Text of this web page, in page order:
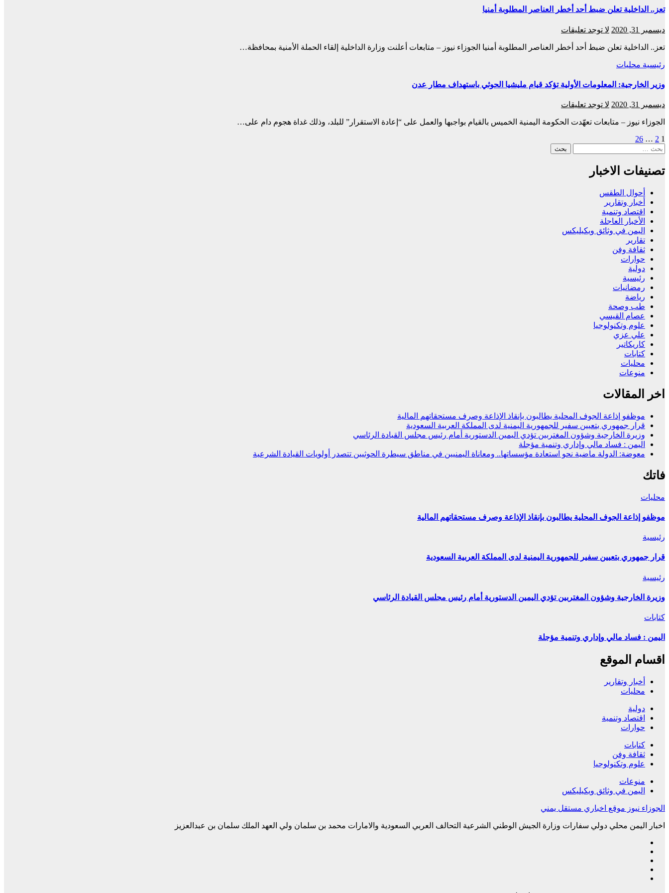
تعز.. الداخلية تعلن ضبط أحد أخطر العناصر المطلوبة أمنيا
ديسمبر 31, 2020 لا توجد تعليقات
تعز.. الداخلية تعلن ضبط أحد أخطر العناصر المطلوبة أمنيا الجوزاء نيوز – متابعات أعلنت وزارة الداخلية إلقاء الحملة الأمنية بمحافظة…
رئيسية محليات
وزير الخارجية: المعلومات الأولية تؤكد قيام مليشيا الحوثي باستهداف مطار عدن
ديسمبر 31, 2020 لا توجد تعليقات
الجوزاء نيوز – متابعات تعهّدت الحكومة اليمنية الخميس بالقيام بواجبها والعمل على “إعادة الاستقرار” للبلد، وذلك غداة هجوم دام على…
Posts
pagination
1
2
…
26
البحث
تصنيفات الاخبار
أحوال الطقس
أخبار وتقارير
اقتصاد وتنمية
الأخبار العاجلة
اليمن في وثائق ويكيليكس
تقارير
ثقافة وفن
حوارات
دولية
رئيسية
رمضانيات
رياضة
طب وصحة
عصام القيسي
علوم وتكنولوجيا
علي عزي
كاريكاتير
كتابات
محليات
منوعات
اخر المقالات
موظفو إذاعة الجوف المحلية يطالبون بإنقاذ الإذاعة وصرف مستحقاتهم المالية
قرار جمهوري بتعيين سفير للجمهورية اليمنية لدى المملكة العربية السعودية
وزيرة الخارجية وشؤون المغتربين تؤدي اليمين الدستورية أمام رئيس مجلس القيادة الرئاسي
اليمن : فساد مالي وإداري وتنمية مؤجلة
معوضة: الدولة ماضية نحو استعادة مؤسساتها.. ومعاناة اليمنيين في مناطق سيطرة الحوثيين تتصدر أولويات القيادة الشرعية
فاتك
محليات
موظفو إذاعة الجوف المحلية يطالبون بإنقاذ الإذاعة وصرف مستحقاتهم المالية
رئيسية
قرار جمهوري بتعيين سفير للجمهورية اليمنية لدى المملكة العربية السعودية
رئيسية
وزيرة الخارجية وشؤون المغتربين تؤدي اليمين الدستورية أمام رئيس مجلس القيادة الرئاسي
كتابات
اليمن : فساد مالي وإداري وتنمية مؤجلة
اقسام الموقع
أخبار وتقارير
محليات
دولية
اقتصاد وتنمية
حوارات
كتابات
ثقافة وفن
علوم وتكنولوجيا
منوعات
اليمن في وثائق ويكيليكس
الجوزاء نيوز موقع اخباري مستقل يمني
اخبار اليمن محلي دولي سفارات وزارة الجيش الوطني الشرعية التحالف العربي السعودية والامارات محمد بن سلمان ولي العهد الملك سلمان بن عبدالعزيز